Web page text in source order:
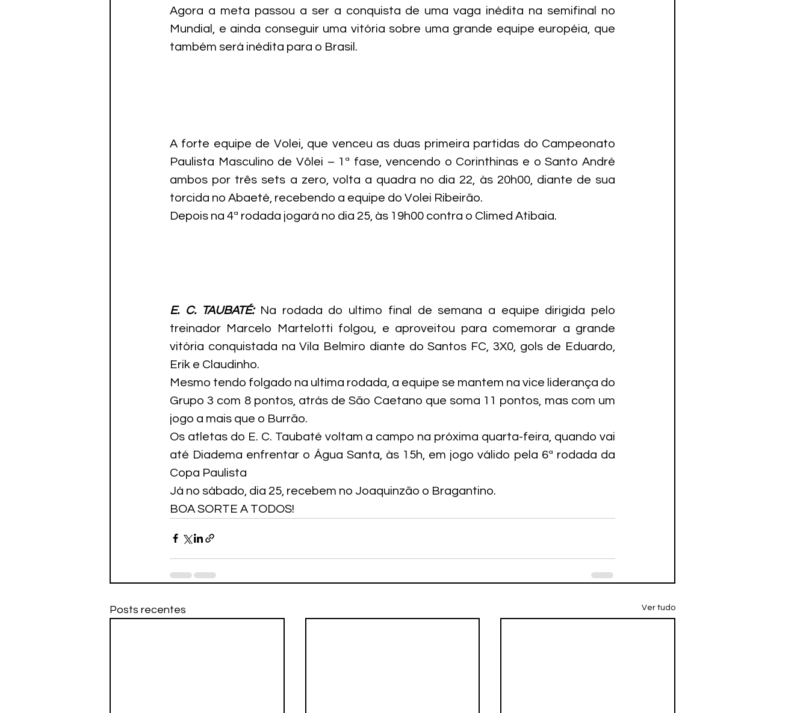
Agora a meta passou a ser a conquista de uma vaga inédita na semifinal no
Mundial, e ainda conseguir uma vitória sobre uma grande equipe européia, que
também será inédita para o Brasil.
A forte equipe de Volei, que venceu as duas primeira partidas do Campeonato
Paulista Masculino de Vôlei – 1ª fase, vencendo o Corinthinas e o Santo André
ambos por três sets a zero, volta a quadra no dia 22, às 20h00, diante de sua
torcida no Abaeté, recebendo a equipe do Volei Ribeirão.
Depois na 4ª rodada jogará no dia 25, às 19h00 contra o Climed Atibaia.
E. C. TAUBATÉ: Na rodada do ultimo final de semana a equipe dirigida pelo
treinador Marcelo Martelotti folgou, e aproveitou para comemorar a grande
vitória conquistada na Vila Belmiro diante do Santos FC, 3X0, gols de Eduardo,
Erik e Claudinho.
Mesmo tendo folgado na ultima rodada, a equipe se mantem na vice liderança do
Grupo 3 com 8 pontos, atrás de São Caetano que soma 11 pontos, mas com um
jogo a mais que o Burrão.
Os atletas do E. C. Taubaté voltam a campo na próxima quarta-feira, quando vai
até Diadema enfrentar o Água Santa, às 15h, em jogo válido pela 6ª rodada da
Copa Paulista
Já no sábado, dia 25, recebem no Joaquinzão o Bragantino.
BOA SORTE A TODOS!
Posts recentes Ver tudo